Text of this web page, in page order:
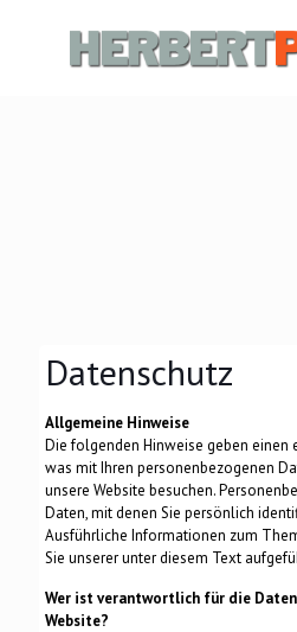
Datenschutz
Allgemeine Hinweise
Die folgenden Hinweise geben einen
was mit Ihren personenbezogenen
unsere Website besuchen.
Daten, mit denen Sie persönlich
Ausführliche Informationen zum
Sie unserer unter diesem Text
Wer ist verantwortlich für die
Website?